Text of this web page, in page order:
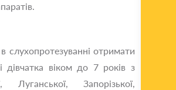
слухопротезуванні отримати
дівчатка віком до 7 років з
Луганської, Запорізької,